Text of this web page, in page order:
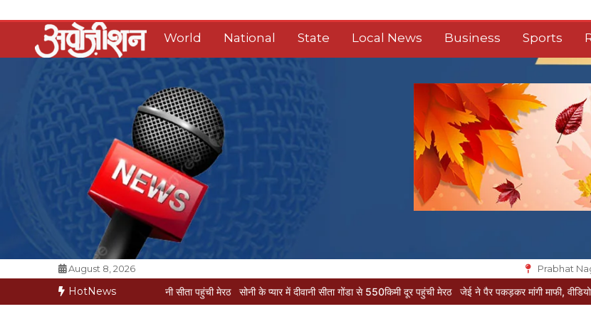
to
content
World National State Local News Business Sports
Opposition Digital
August 8, 2026 Prabhat
HotNews
सोनी के प्यार में दीवानी सीता पहुंची मेरठ सोनी के प्यार में दीवानी सीता गोंडा से 550किमी दूर पहुंची मेरठ जेई ने पैर पकड़कर मांगी माफी, वीडियो वायरल सिसकती लाशेंः